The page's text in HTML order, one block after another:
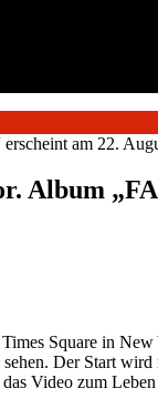
am 22.
Album
Square in
Der Start wird
Video zum